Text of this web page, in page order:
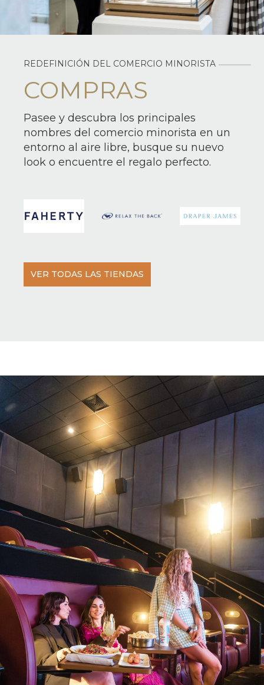
REDEFINICIÓN DEL COMERCIO MINORISTA
COMPRAS
Pasee y descubra los principales
nombres del comercio minorista en un
entorno al aire libre, busque su nuevo
look o encuentre el regalo perfecto.
VER TODAS LAS TIENDAS